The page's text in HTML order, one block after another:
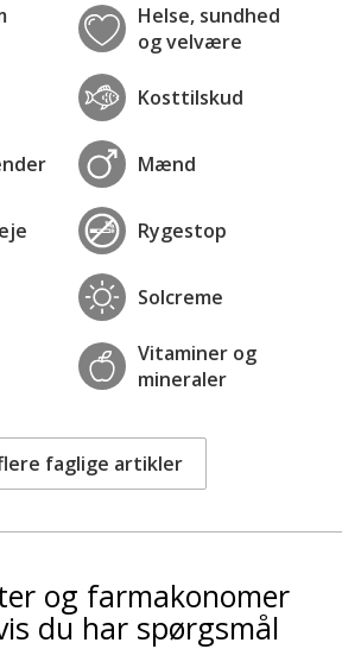
Helse, sundhed
og velvære
Kosttilskud
Mænd
Rygestop
Solcreme
Vitaminer og
mineraler
faglige artikler
og farmakonomer
du har spørgsmål